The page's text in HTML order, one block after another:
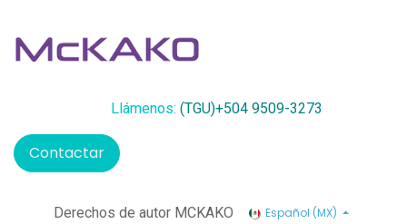
Llámenos: (TGU)+504 9509-3273
Contactar
Derechos de autor MCKAKO Español (MX)